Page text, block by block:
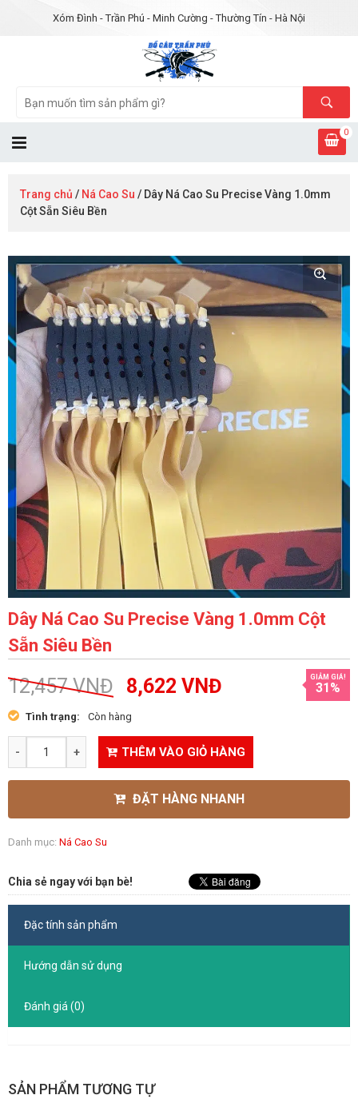
Xóm Đình - Trần Phú - Minh Cường - Thường Tín - Hà Nội
0
Trang chủ / Ná Cao Su / Dây Ná Cao Su Precise Vàng 1.0mm
Cột Sẵn Siêu Bền
Dây Ná Cao Su Precise Vàng 1.0mm Cột
Sẵn Siêu Bền
12,457VNĐ 8,622 VNĐ GIẢM GIÁ!
31%
Tình trạng: Còn hàng
THÊM VÀO GIỎ HÀNG
ĐẶT HÀNG NHANH
Danh mục: Ná Cao Su
Chia sẻ ngay với bạn bè!
Đặc tính sản phẩm
Hướng dẫn sử dụng
Đánh giá (0)
SẢN PHẨM TƯƠNG TỰ